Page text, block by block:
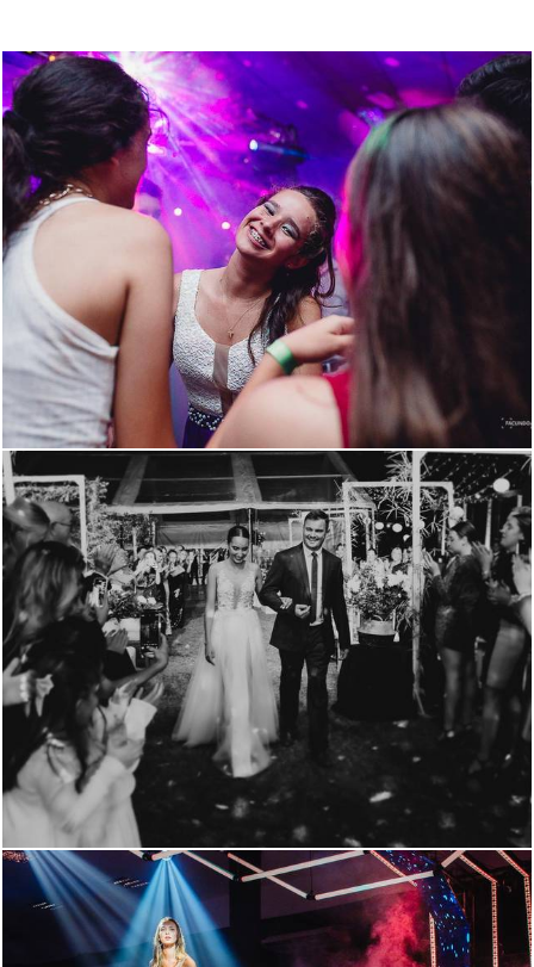
1936 1
1613 1